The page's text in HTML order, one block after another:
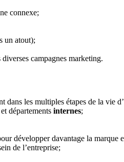
connexe;
un atout);
campagnes marketing.
dans les multiples étapes de la vie
et départements internes;
développer davantage la marque
de l’entreprise;